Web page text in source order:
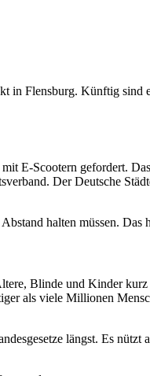
in Flensburg. Künftig
E-Scootern gefordert.
Der Deutsche
halten müssen. Das
Blinde und Kinder
als viele Millionen
längst. Es